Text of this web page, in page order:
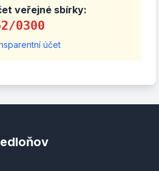
veřejné sbírky:
0300
účet